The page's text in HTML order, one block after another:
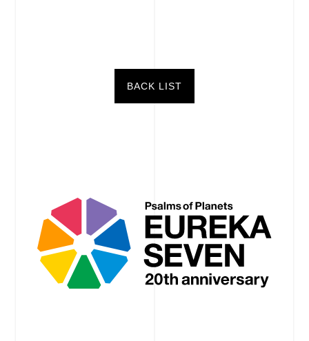
BACK LIST